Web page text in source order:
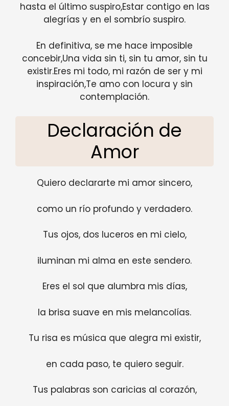
hasta el último suspiro,Estar contigo en las
alegrías y en el sombrío suspiro.
En definitiva, se me hace imposible
concebir,Una vida sin ti, sin tu amor, sin tu
existir.Eres mi todo, mi razón de ser y mi
inspiración,Te amo con locura y sin
contemplación.
Declaración de
Amor
Quiero declararte mi amor sincero,
como un río profundo y verdadero.
Tus ojos, dos luceros en mi cielo,
iluminan mi alma en este sendero.
Eres el sol que alumbra mis días,
la brisa suave en mis melancolías.
Tu risa es música que alegra mi existir,
en cada paso, te quiero seguir.
Tus palabras son caricias al corazón,